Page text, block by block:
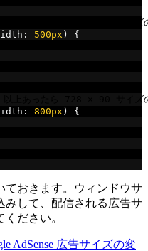
以上あったら 468 × 60 サイズ
: 500px )
{
以上あったら 728 × 90 サイズ
: 800px )
{
ておきます。ウィンドウサ
みして、配信される広告サ
ださい。
AdSense 広告サイズの変